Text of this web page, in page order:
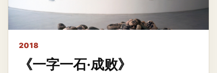
2018
《一字一石·成败》